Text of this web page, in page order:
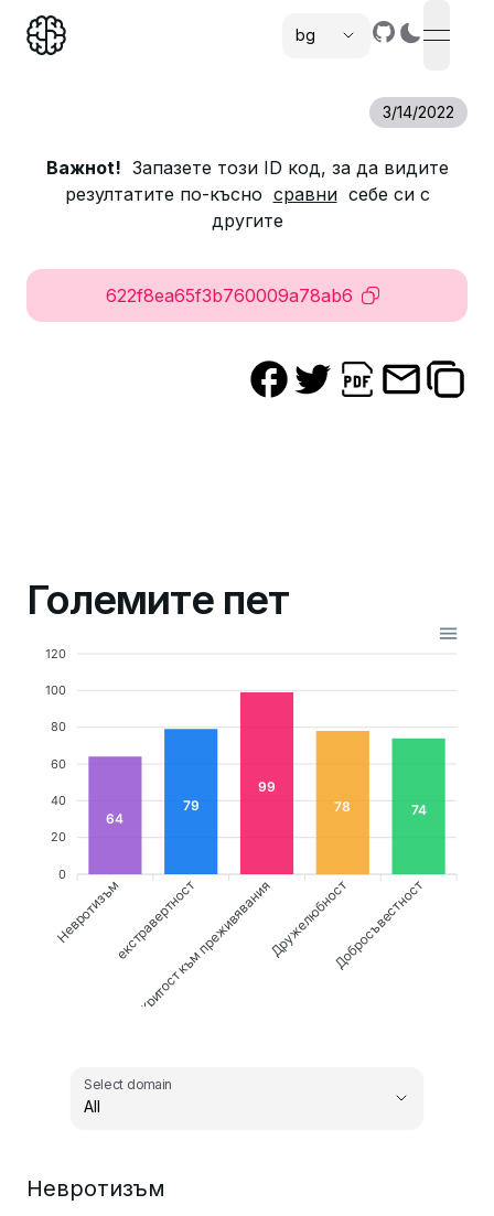
bg
open
3/14/2022
Важноt! Запазете този ID код, за да видите
резултатите по-късно сравни себе си с
другите
622f8ea65f3b760009a78ab6
Големите пет
120
100
80
60
40
20
0
64
79
99
78
74
Невротизъмекстравертност
Откритост към преживяванияДружелюбностДобросъвестност
Select domain
All
Невротизъм